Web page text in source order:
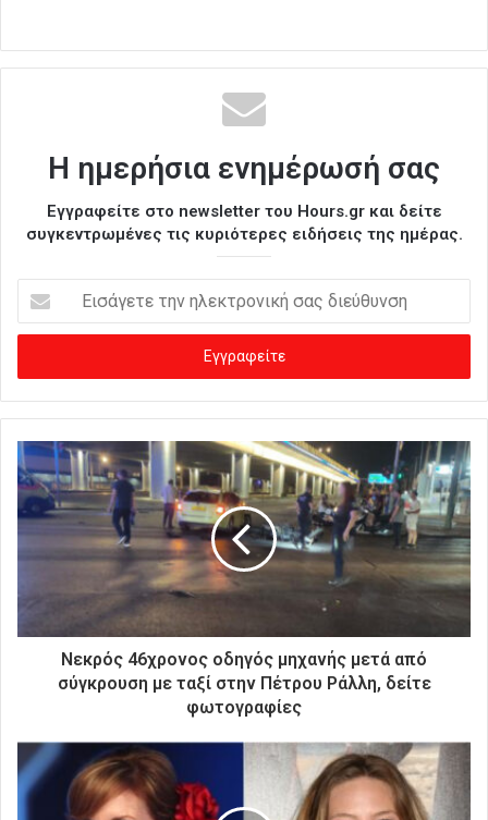
Η ημερήσια ενημέρωσή σας
Εγγραφείτε στο newsletter του Hours.gr και δείτε
συγκεντρωμένες τις κυριότερες ειδήσεις της ημέρας.
σ
γ
ε
ε
τ
η
ν
κ
τ
κ
ή
σ
Νεκρός 46χρονος οδηγός μηχανής μετά από
σύγκρουση με ταξί στην Πέτρου Ράλλη, δείτε
φωτογραφίες